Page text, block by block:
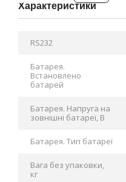
Характеристики
RS232
Батарея.
Bстановлено
батарей
Батарея. Напруга на
зовнішні батареї, В
Батарея. Тип батареї
Вага без упаковки,
кг